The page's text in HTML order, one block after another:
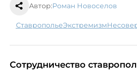
Автор:Роман Новоселов
Ставрополье экстремизм
Сотрудничество